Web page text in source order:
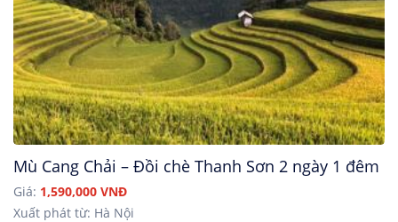
Mù Cang Chải – Đồi chè Thanh Sơn 2 ngày 1 đêm
Giá: 1,590,000 VNĐ
Xuất phát từ: Hà Nội